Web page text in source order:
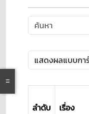
ลำดับ เรื่อง